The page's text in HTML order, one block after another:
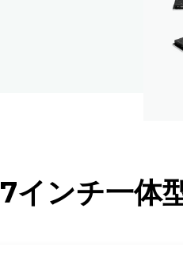
7インチ一体